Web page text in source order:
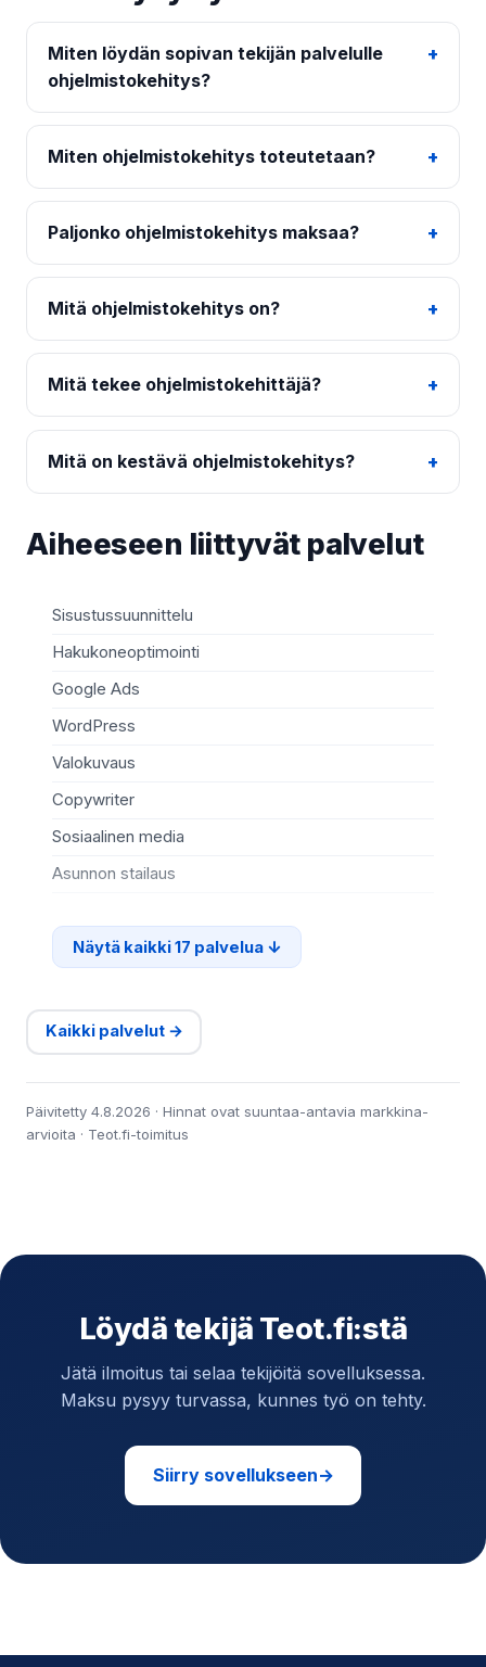
Miten löydän sopivan tekijän palvelulle
ohjelmistokehitys?
Miten ohjelmistokehitys toteutetaan?
Paljonko ohjelmistokehitys maksaa?
Mitä ohjelmistokehitys on?
Mitä tekee ohjelmistokehittäjä?
Mitä on kestävä ohjelmistokehitys?
Aiheeseen liittyvät palvelut
Sisustussuunnittelu
Hakukoneoptimointi
Google Ads
WordPress
Valokuvaus
Copywriter
Sosiaalinen media
Asunnon stailaus
Näytä kaikki 17 palvelua
Kaikki palvelut →
Päivitetty 4.8.2026 · Hinnat ovat suuntaa-antavia markkina-
arvioita · Teot.fi-toimitus
Löydä tekijä Teot.fi:stä
Jätä ilmoitus tai selaa tekijöitä sovelluksessa.
Maksu pysyy turvassa, kunnes työ on tehty.
Siirry sovellukseen→